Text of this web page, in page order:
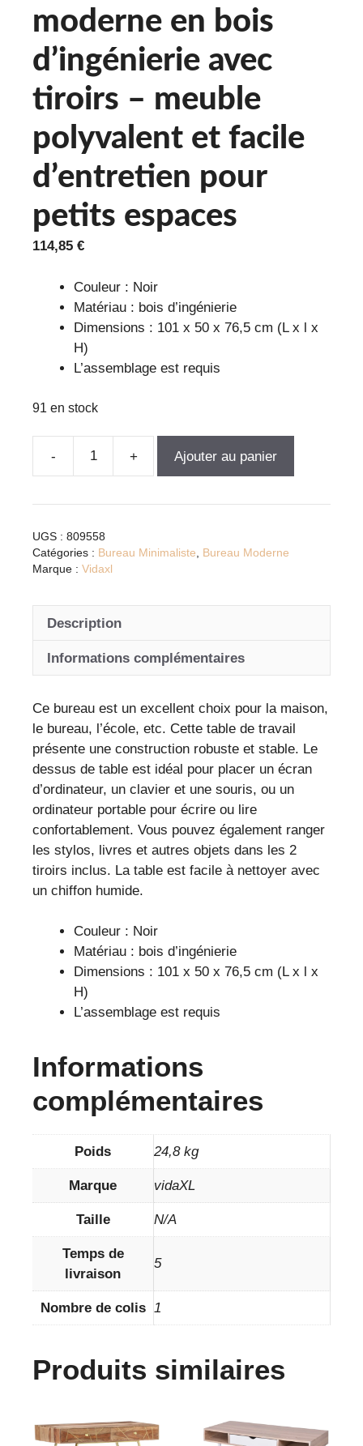
moderne en bois
d’ingénierie avec
tiroirs – meuble
polyvalent et facile
d’entretien pour
petits espaces
114,85 €
Couleur : Noir
Matériau : bois d’ingénierie
Dimensions : 101 x 50 x 76,5 cm (L x l x
H)
L’assemblage est requis
91 en stock
quantité
Bureau
moderne
d’ingénierie
-
polyvalent
et
facile
d’entretien
pour
petits
espaces
Ajouter au panier
UGS : 809558
Catégories : Bureau Minimaliste, Bureau Moderne
Marque : Vidaxl
Description
Informations complémentaires
Ce bureau est un excellent choix pour la maison,
le bureau, l’école, etc. Cette table de travail
présente une construction robuste et stable. Le
dessus de table est idéal pour placer un écran
d’ordinateur, un clavier et une souris, ou un
ordinateur portable pour écrire ou lire
confortablement. Vous pouvez également ranger
les stylos, livres et autres objets dans les 2
tiroirs inclus. La table est facile à nettoyer avec
un chiffon humide.
Couleur : Noir
Matériau : bois d’ingénierie
Dimensions : 101 x 50 x 76,5 cm (L x l x
H)
L’assemblage est requis
Informations
complémentaires
Poids 24,8 kg
Marque vidaXL
Taille N/A
Temps de
livraison
5
Nombre de colis 1
Produits similaires